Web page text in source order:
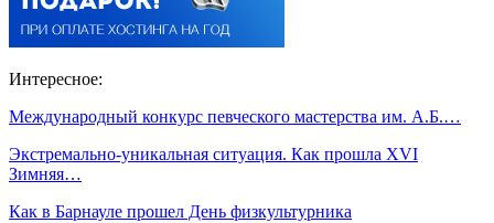
Интересное:
Международный конкурс певческого мастерства им. А.Б.…
Экстремально-уникальная ситуация. Как прошла XVI
Зимняя…
Как в Барнауле прошел День физкультурника